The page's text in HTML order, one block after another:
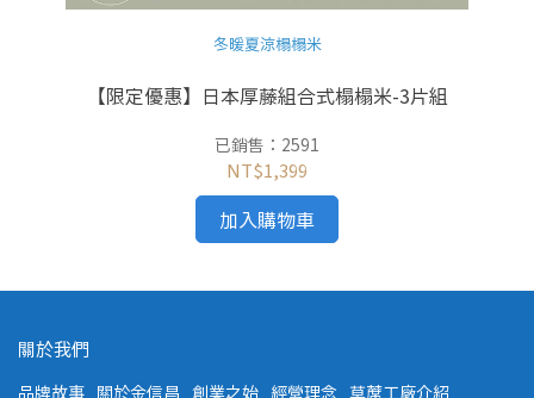
冬暖夏涼榻榻米
【限定優惠】日本厚藤組合式榻榻米-3片組
已銷售：2591
NT$1,399
加入購物車
關於我們
品牌故事 關於金信昌 創業之始 經營理念 草蓆工廠介紹